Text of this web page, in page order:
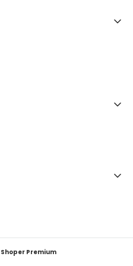
Shoper Premium
0. Zobacz szczegóły